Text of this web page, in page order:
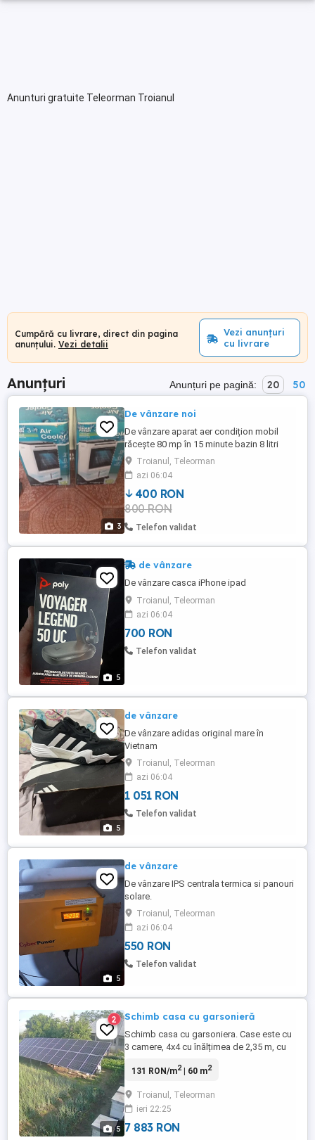
Anunturi gratuite Teleorman Troianul
Cumpără cu livrare, direct din pagina
anunțului. Vezi detalii
Vezi anunțuri
cu livrare
Anunțuri Anunțuri pe pagină: 20 50
3
De vânzare noi
De vânzare aparat aer condițion mobil
răcește 80 mp în 15 minute bazin 8 litri
fără furtun cu bazin . face și cald și rece
este mobil .
Troianul, Teleorman
azi 06:04
400 RON
800 RON
Telefon validat
5
de vânzare
De vânzare casca iPhone ipad
Troianul, Teleorman
azi 06:04
700 RON
Telefon validat
5
de vânzare
De vânzare adidas original mare în
Vietnam
Troianul, Teleorman
azi 06:04
1 051 RON
Telefon validat
5
de vânzare
De vânzare IPS centrala termica si panouri
solare.
Troianul, Teleorman
azi 06:04
550 RON
Telefon validat
5
2 Schimb casa cu garsonieră
Schimb casa cu garsoniera. Case este cu
3 camere, 4x4 cu înălțimea de 2,35 m, cu
placa de ciment de 10 cm, este invelita cu
izolata interior și exterior cu polistiren.
Casa a fost construita în anul 1994, având
curte de ...
131 RON/m2| 60 m2
Troianul, Teleorman
ieri 22:25
7 883 RON